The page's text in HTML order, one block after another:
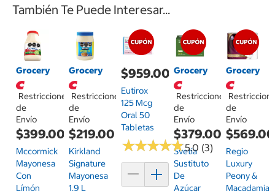
También Te Puede Interesar...
Grocery
Restricciones
de
Envío
$399.00
Mccormick
Mayonesa
Con
Límón
Grocery
Restricciones
de
Envío
$219.00
Kirkland
Signature
Mayonesa
1.9 L
$959.00
Eutirox
125 Mcg
Oral 50
Tabletas
★★★★★
★★★★★5.0 (3)
Grocery
Restricciones
de
Envío
$379.00
Svetia
Sustituto
De
Azúcar
Grocery
de
Envío
$569.00
Regio
Luxury
Peony &
Macadamia